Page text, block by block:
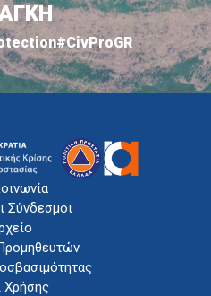
#CivProGR
Σύνδεσμοι
Χρήσης